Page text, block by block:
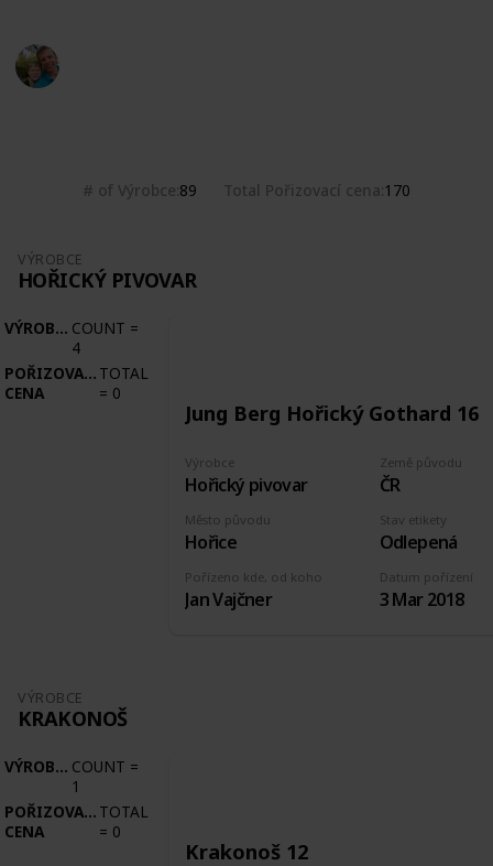
# of Výrobce 89 Total Pořizovací cena 170
VÝROBCE
HOŘICKÝ PIVOVAR
VÝROBCE COUNT =
4
POŘIZOVACÍ
CENA
TOTAL
= 0
Jung Berg Hořický Gothard 16
Výrobce
Hořický pivovar
Země původu
ČR
Pořízeno kde, od koho
Jan Vajčner
Stav etikety
Odlepená
Datum pořízení
3 Mar 2018
Město původu
Hořice
VÝROBCE
KRAKONOŠ
VÝROBCE COUNT =
1
POŘIZOVACÍ
CENA
TOTAL
= 0
Krakonoš 12